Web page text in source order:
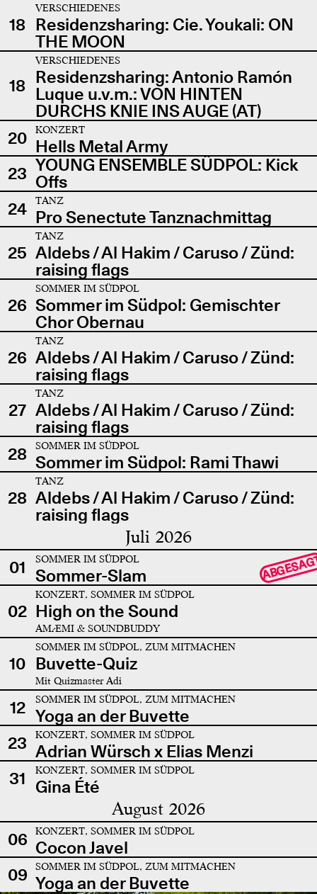
18
VERSCHIEDENES
Residenzsharing: Cie. Youkali: ON
THE MOON
18
VERSCHIEDENES
Residenzsharing: Antonio Ramón
Luque u.v.m.: VON HINTEN
DURCHS KNIE INS AUGE (AT)
20
KONZERT
Hells Metal Army
23 YOUNG ENSEMBLE SÜDPOL: Kick
Offs
24
TANZ
Pro Senectute Tanznachmittag
25
TANZ
Aldebs / Al Hakim / Caruso / Zünd:
raising flags
26
SOMMER IM SÜDPOL
Sommer im Südpol: Gemischter
Chor Obernau
26
TANZ
Aldebs / Al Hakim / Caruso / Zünd:
raising flags
27
TANZ
Aldebs / Al Hakim / Caruso / Zünd:
raising flags
28
SOMMER IM SÜDPOL
Sommer im Südpol: Rami Thawi
28
TANZ
Aldebs / Al Hakim / Caruso / Zünd:
raising flags
Juli 2026
01 SOMMER IM SÜDPOL
Sommer-Slam
02
KONZERT, SOMMER IM SÜDPOL
High on the Sound
AMÆMI & SOUNDBUDDY
10
SOMMER IM SÜDPOL, ZUM MITMACHEN
Buvette-Quiz
Mit Quizmaster Adi
12 SOMMER IM SÜDPOL, ZUM MITMACHEN
Yoga an der Buvette
23
KONZERT, SOMMER IM SÜDPOL
Adrian Würsch x Elias Menzi
31
KONZERT, SOMMER IM SÜDPOL
Gina Été
August 2026
06 KONZERT, SOMMER IM SÜDPOL
Cocon Javel
09
SOMMER IM SÜDPOL, ZUM MITMACHEN
Yoga an der Buvette